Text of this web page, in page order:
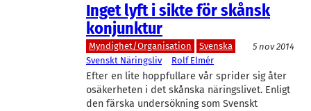
Inget lyft i sikte för skånsk
konjunktur
Myndighet/Organisation Svenska
5 nov 2014
Svenskt Näringsliv
Rolf Elmér
Efter en lite hoppfullare vår sprider sig åter
osäkerheten i det skånska näringslivet. Enligt
den färska undersökning som Svenskt